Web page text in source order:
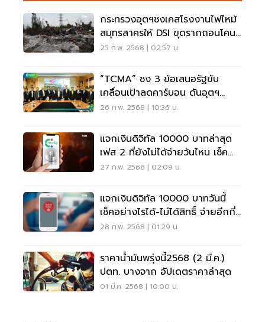
กระทรวงอุตฯชงเคสโรงงานไฟไหม้
สมุทรสาครให้ DSI ขุดรากถอนโคน
ขนขยะพิษเข้าไทย
25 ก.พ. 2568 | 02:57 น.
“TCMA” ชง 3 ข้อเสนอรัฐขับ
เคลื่อนเป้าลดคาร์บอน ดันอุตฯ
ปูนซีเมนต์สู่ Net Zero
26 ก.พ. 2568 | 10:36 น.
แจกเงินดิจิทัล 10000 บาทล่าสุด
เฟส 2 ที่ยังไม่ได้จ่ายวันไหน เช็ค
สิทธิ์ยังไง
27 ก.พ. 2568 | 02:09 น.
แจกเงินดิจิทัล 10000 บาทวันนี้
เช็คอย่างไรได้-ไม่ได้สิทธิ์ จ่ายอีกกี่
รอบ
28 ก.พ. 2568 | 01:29 น.
ราคาน้ำมันพรุ่งนี้2568 (2 มี.ค.)
ปตท. บางจาก อัปเดตราคาล่าสุด
01 มี.ค. 2568 | 10:00 น.